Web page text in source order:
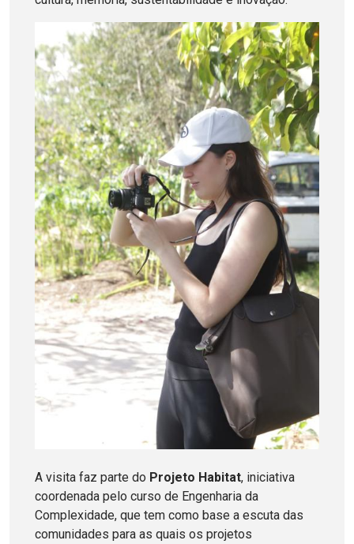
A visita faz parte do Projeto Habitat, iniciativa
coordenada pelo curso de Engenharia da
Complexidade, que tem como base a escuta das
comunidades para as quais os projetos